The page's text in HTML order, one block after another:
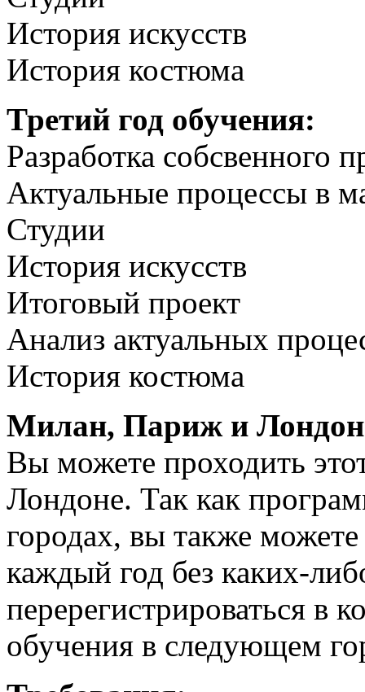
История искусств
История костюма
Третий год обучения:
Разработка собсвенного
Актуальные процессы в
Студии
История искусств
Итоговый проект
Анализ актуальных
История костюма
Милан, Париж и Лондон
Вы можете проходить
Лондоне. Так как
городах, вы также
каждый год без каких-
перерегистрироваться в
обучения в следующем